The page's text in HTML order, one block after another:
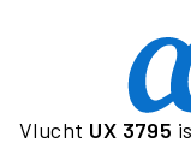
Vlucht UX 3795